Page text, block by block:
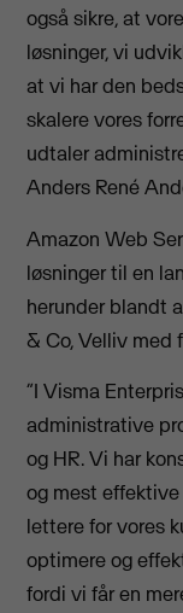
også sikre, at
løsninger, vi
at vi har den
skalere vores
udtaler
Anders René
Amazon Web
løsninger til en
herunder blandt
& Co, Velliv med
”I Visma
administrative
og HR. Vi har
og mest
lettere for vores
optimere og
fordi vi får en